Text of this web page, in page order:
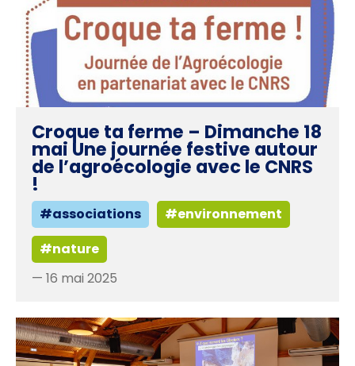
Croque ta ferme – Dimanche 18
mai Une journée festive autour
de l’agroécologie avec le CNRS
!
#associations
#environnement
#nature
— 16 mai 2025